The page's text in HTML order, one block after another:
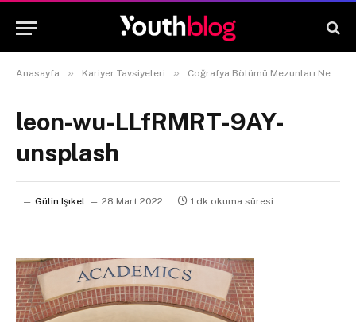
Anasayfa » Kariyer Tavsiyeleri » Coğrafya Bölümü Mezunları Ne İş Yapar?
leon-wu-LLfRMRT-9AY-
unsplash
Gülin Işıkel 28 Mart 2022 1 dk okuma süresi